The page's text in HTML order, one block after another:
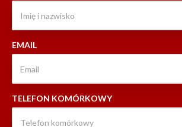
EMAIL
TELEFON KOMÓRKOWY